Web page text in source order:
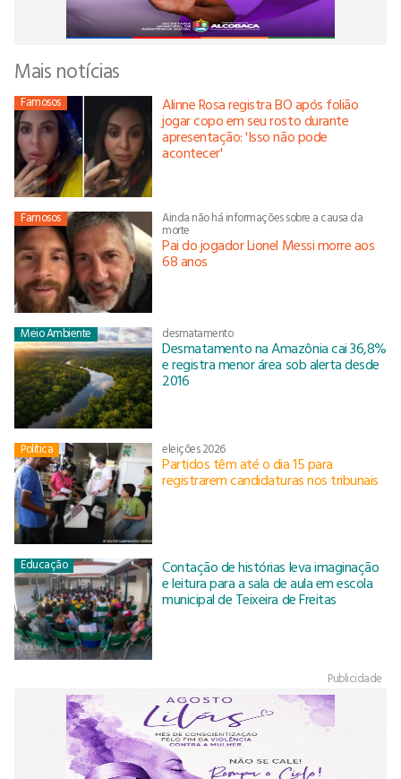
Mais notícias
Famosos Alinne Rosa registra BO após folião
jogar copo em seu rosto durante
apresentação: 'Isso não pode
acontecer'
Famosos Ainda não há informações sobre a causa da
morte
Pai do jogador Lionel Messi morre aos
68 anos
Meio Ambiente desmatamento
Desmatamento na Amazônia cai 36,8%
e registra menor área sob alerta desde
2016
Política eleições 2026
Partidos têm até o dia 15 para
registrarem candidaturas nos tribunais
Educação Contação de histórias leva imaginação
e leitura para a sala de aula em escola
municipal de Teixeira de Freitas
Publicidade